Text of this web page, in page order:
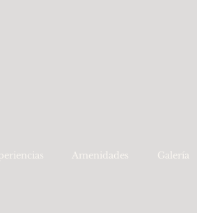
Amenidades Galería